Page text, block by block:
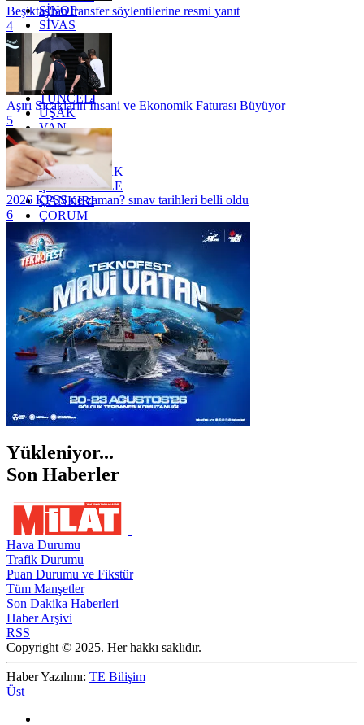
SİNOP
SİVAS
SİİRT
TEKİRDAĞ
TOKAT
TRABZON
TUNCELİ
UŞAK
VAN
YALOVA
YOZGAT
ZONGULDAK
ÇANAKKALE
ÇANKIRI
ÇORUM
İSTANBUL
İZMİR
ŞANLIURFA
ŞIRNAK
Beşiktaş'tan transfer söylentilerine resmi yanıt
4
Aşırı Sıcakların İnsani ve Ekonomik Faturası Büyüyor
5
2026 KPSS ne zaman? sınav tarihleri belli oldu
6
Yükleniyor...
Son Haberler
Hava Durumu
Trafik Durumu
Puan Durumu ve Fikstür
Tüm Manşetler
Son Dakika Haberleri
Haber Arşivi
RSS
Copyright © 2025. Her hakkı saklıdır.
Haber Yazılımı: TE Bilişim
Üst